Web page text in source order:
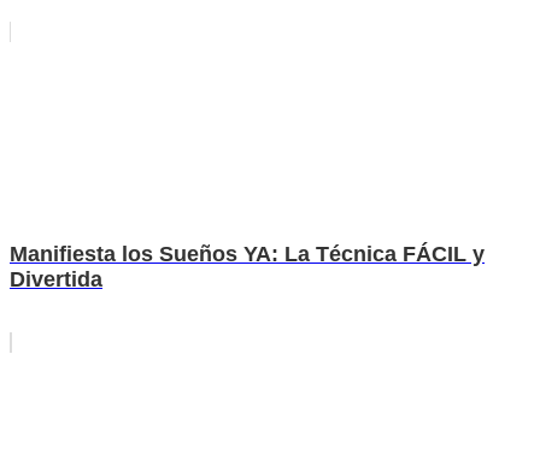
Manifiesta los Sueños YA: La Técnica FÁCIL y
Divertida